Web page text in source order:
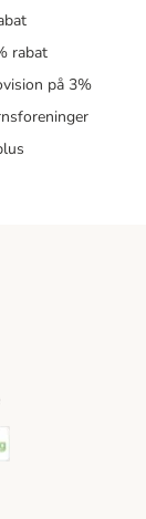
rabat
på 3%
Shipping Method